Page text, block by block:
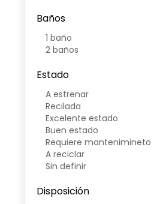
Baños
1 baño
2 baños
Estado
A estrenar
Recilada
Excelente estado
Buen estado
Requiere mantenimineto
A reciclar
Sin definir
Disposición